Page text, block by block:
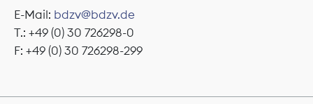
E-Mail: bdzv@bdzv.de
T.: +49 (0) 30 726298-0
F: +49 (0) 30 726298-299